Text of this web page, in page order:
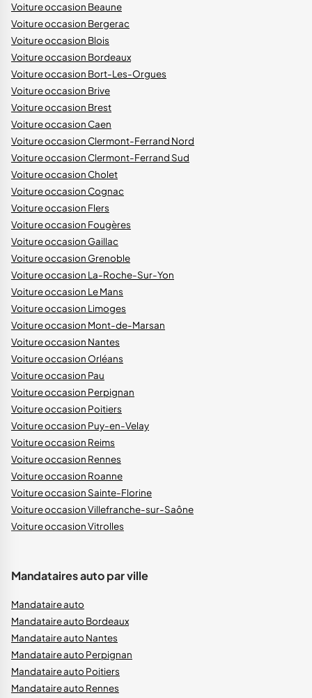
Voiture occasion Beaune
Voiture occasion Bergerac
Voiture occasion Blois
Voiture occasion Bordeaux
Voiture occasion Bort-Les-Orgues
Voiture occasion Brive
Voiture occasion Brest
Voiture occasion Caen
Voiture occasion Clermont-Ferrand Nord
Voiture occasion Clermont-Ferrand Sud
Voiture occasion Cholet
Voiture occasion Cognac
Voiture occasion Flers
Voiture occasion Fougères
Voiture occasion Gaillac
Voiture occasion Grenoble
Voiture occasion La-Roche-Sur-Yon
Voiture occasion Le Mans
Voiture occasion Limoges
Voiture occasion Mont-de-Marsan
Voiture occasion Nantes
Voiture occasion Orléans
Voiture occasion Pau
Voiture occasion Perpignan
Voiture occasion Poitiers
Voiture occasion Puy-en-Velay
Voiture occasion Reims
Voiture occasion Rennes
Voiture occasion Roanne
Voiture occasion Sainte-Florine
Voiture occasion Villefranche-sur-Saône
Voiture occasion Vitrolles
Mandataires auto par ville
Mandataire auto
Mandataire auto Bordeaux
Mandataire auto Nantes
Mandataire auto Perpignan
Mandataire auto Poitiers
Mandataire auto Rennes